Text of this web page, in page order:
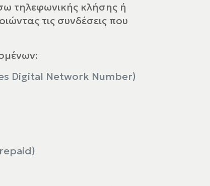
τηλεφωνικής κλήσης ή
τις συνδέσεις που
Digital Network Number)